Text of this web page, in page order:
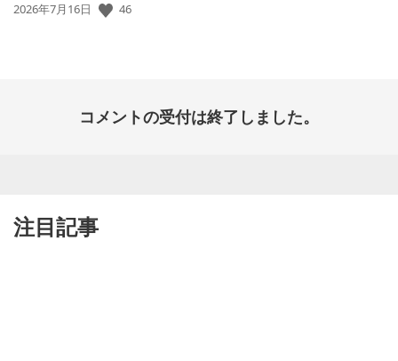
公
2026年7月16日 46
コメントの受付は終了しました。
注目記事